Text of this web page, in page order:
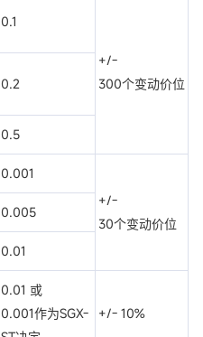
0.1
+/-
300个变动价位
0.2
0.5
0.001
+/-
30个变动价位
0.005
0.01
0.01 或
0.001作为SGX-
+/- 10%